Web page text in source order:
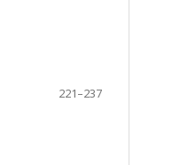
221–237